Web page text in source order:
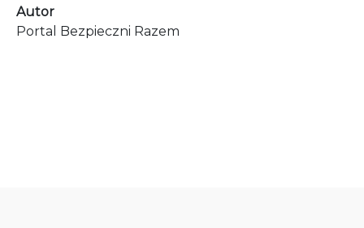
Autor
Portal Bezpieczni Razem